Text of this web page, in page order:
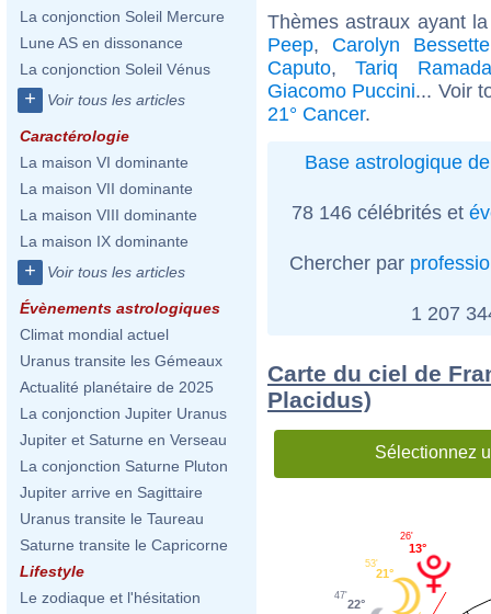
La conjonction Soleil Mercure
Lune AS en dissonance
La conjonction Soleil Vénus
+ Voir tous les articles
Caractérologie
La maison VI dominante
La maison VII dominante
La maison VIII dominante
La maison IX dominante
+ Voir tous les articles
Évènements astrologiques
Climat mondial actuel
Uranus transite les Gémeaux
Actualité planétaire de 2025
La conjonction Jupiter Uranus
Jupiter et Saturne en Verseau
La conjonction Saturne Pluton
Jupiter arrive en Sagittaire
Uranus transite le Taureau
Saturne transite le Capricorne
Lifestyle
Le zodiaque et l'hésitation
Thèmes astraux ayant
Peep, Carolyn
Caputo,Tariq
Giacomo Puccini... Voir
21° Cancer.
Base astrologique
78 146 célébrités et
Chercher par
1 207
Carte du ciel de
Placidus)
Sélectionnez
13°
26'
21°
53'
22°
47'